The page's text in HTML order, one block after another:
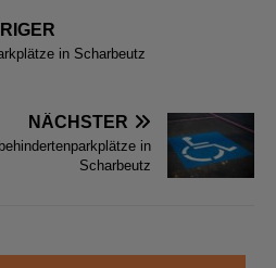
in Scharbeutz
NÄCHSTER
in
Scharbeutz